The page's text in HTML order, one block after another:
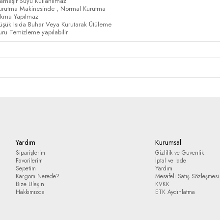
Makinesinde , Normal Kurutma
Yapılmaz
Isıda Buhar Veya Kurutarak Ütüleme
Temizleme yapılabilir
Yardım
Siparişlerim
Favorilerim
Sepetim
Kargom Nerede?
Bize Ulaşın
Hakkımızda
Kurumsal
Gizlilik ve Güvenlik
İptal ve İade
Yardım
Mesafeli Satış Sözleşmesi
KVKK
ETK Aydınlatma